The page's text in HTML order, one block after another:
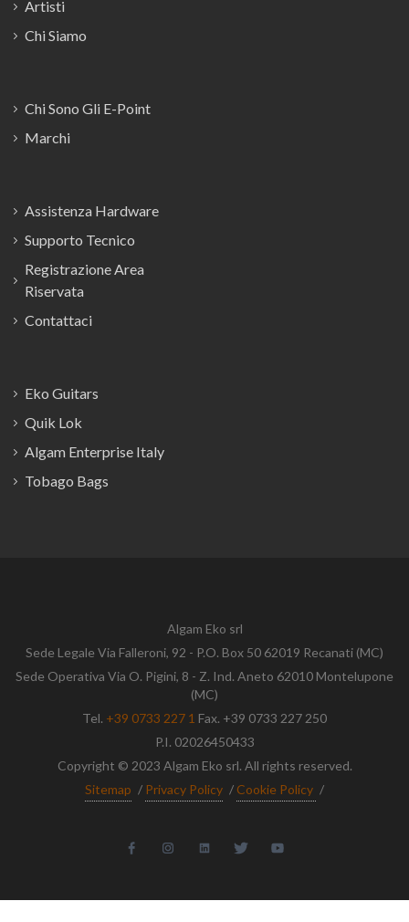
Artisti
Chi Siamo
Chi Sono Gli E-Point
Marchi
Assistenza Hardware
Supporto Tecnico
Registrazione Area
Riservata
Contattaci
Eko Guitars
Quik Lok
Algam Enterprise Italy
Tobago Bags
Algam Eko srl
Sede Legale Via Falleroni, 92 - P.O. Box 50 62019 Recanati (MC)
Sede Operativa Via O. Pigini, 8 - Z. Ind. Aneto 62010 Montelupone
(MC)
Tel. +39 0733 227 1 Fax. +39 0733 227 250
P.I. 02026450433
Copyright © 2023 Algam Eko srl. All rights reserved.
Sitemap / Privacy Policy / Cookie Policy /